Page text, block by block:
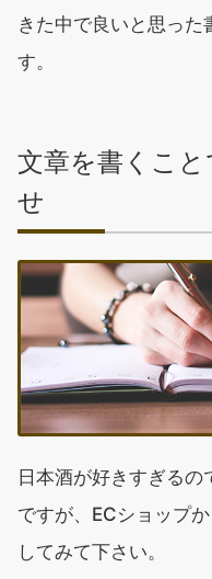
きた中で良いと思った
す。
文章を書くこ
せ
日本酒が好きすぎる
ですが、ECショップ
してみて下さい。